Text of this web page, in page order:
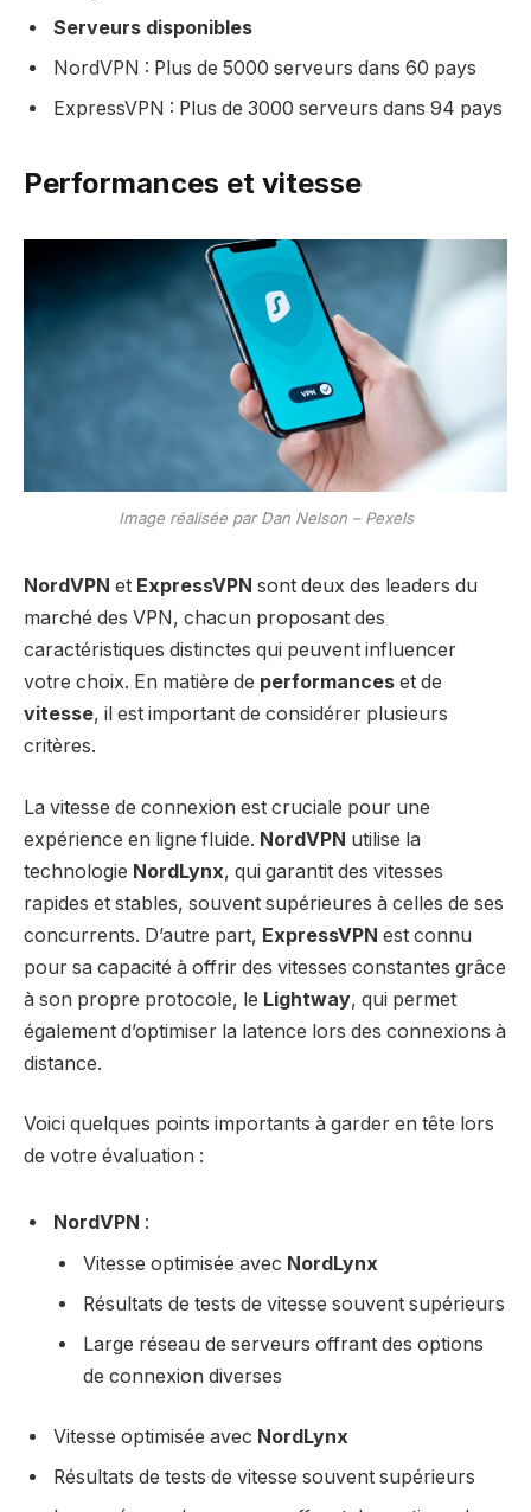
Serveurs disponibles
NordVPN : Plus de 5000 serveurs dans 60 pays
ExpressVPN : Plus de 3000 serveurs dans 94 pays
Performances et vitesse
Image réalisée par Dan Nelson – Pexels
NordVPN et ExpressVPN sont deux des leaders du
marché des VPN, chacun proposant des
caractéristiques distinctes qui peuvent influencer
votre choix. En matière de performances et de
vitesse, il est important de considérer plusieurs
critères.
La vitesse de connexion est cruciale pour une
expérience en ligne fluide. NordVPN utilise la
technologie NordLynx, qui garantit des vitesses
rapides et stables, souvent supérieures à celles de ses
concurrents. D’autre part, ExpressVPN est connu
pour sa capacité à offrir des vitesses constantes grâce
à son propre protocole, le Lightway, qui permet
également d’optimiser la latence lors des connexions à
distance.
Voici quelques points importants à garder en tête lors
de votre évaluation :
NordVPN :
Vitesse optimisée avec NordLynx
Résultats de tests de vitesse souvent supérieurs
Large réseau de serveurs offrant des options
de connexion diverses
Vitesse optimisée avec NordLynx
Résultats de tests de vitesse souvent supérieurs